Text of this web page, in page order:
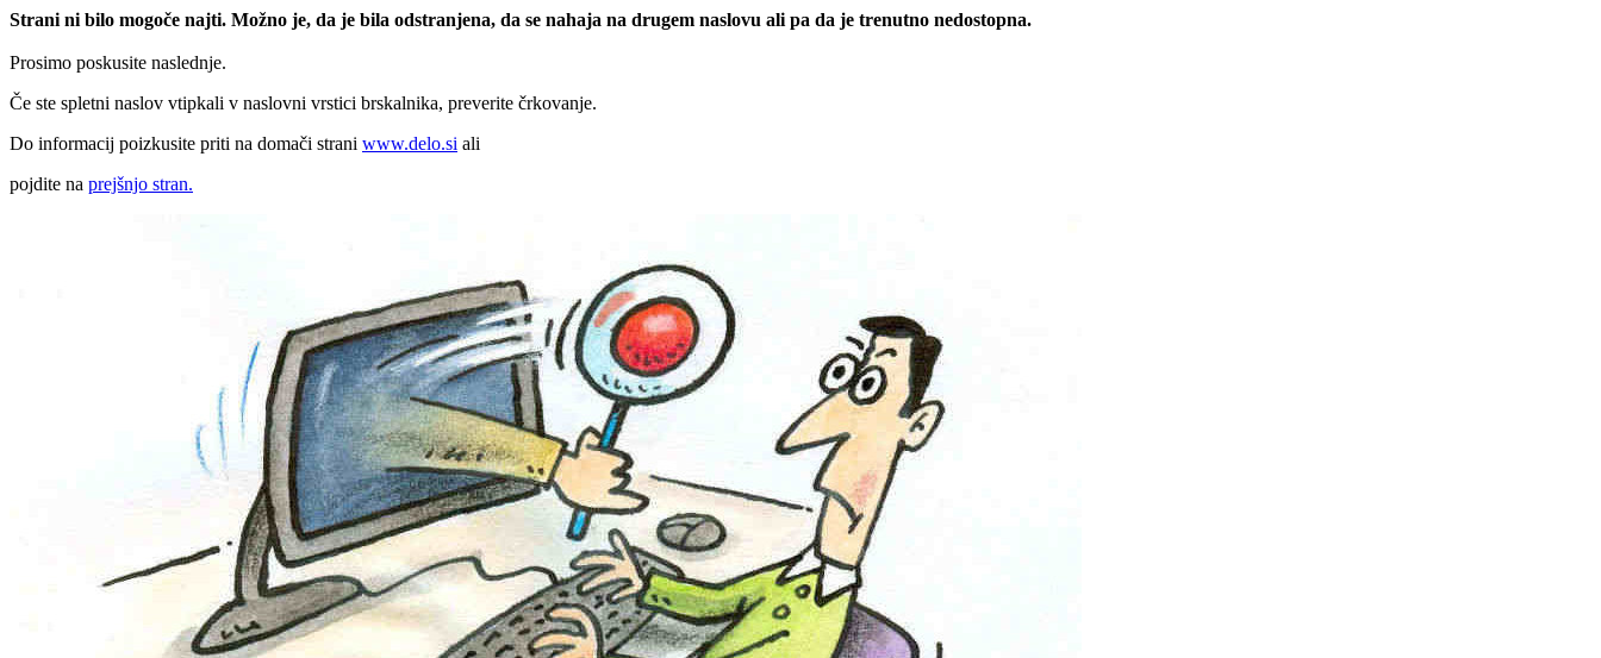
Strani ni bilo mogoče najti. Možno je, da je bila odstranjena, da se nahaja na drugem naslovu ali pa da je trenutno nedostopna.
Prosimo poskusite naslednje.
Če ste spletni naslov vtipkali v naslovni vrstici brskalnika, preverite črkovanje.
Do informacij poizkusite priti na domači strani www.delo.si ali
pojdite na prejšnjo stran.